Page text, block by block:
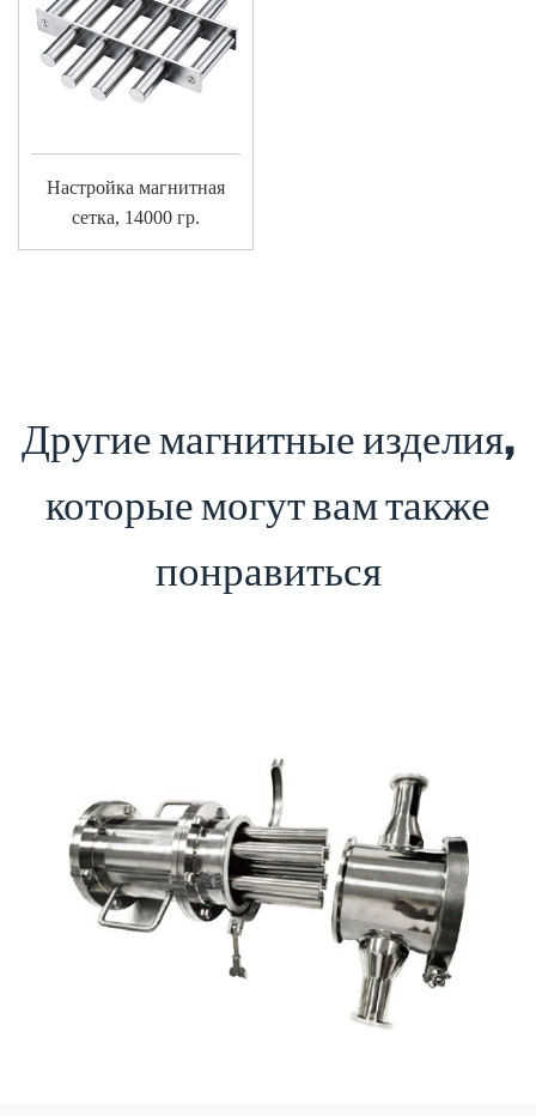
Настройка магнитная
сетка, 14000 гр.
Другие магнитные изделия,
которые могут вам также
понравиться